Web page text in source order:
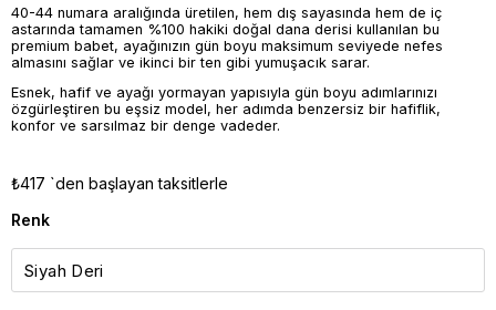
40-44 numara aralığında üretilen, hem dış sayasında hem de iç
astarında tamamen %100 hakiki doğal dana derisi kullanılan bu
premium babet, ayağınızın gün boyu maksimum seviyede nefes
almasını sağlar ve ikinci bir ten gibi yumuşacık sarar.
Esnek, hafif ve ayağı yormayan yapısıyla gün boyu adımlarınızı
özgürleştiren bu eşsiz model, her adımda benzersiz bir hafiflik,
konfor ve sarsılmaz bir denge vadeder.
₺417 `den başlayan taksitlerle
Renk